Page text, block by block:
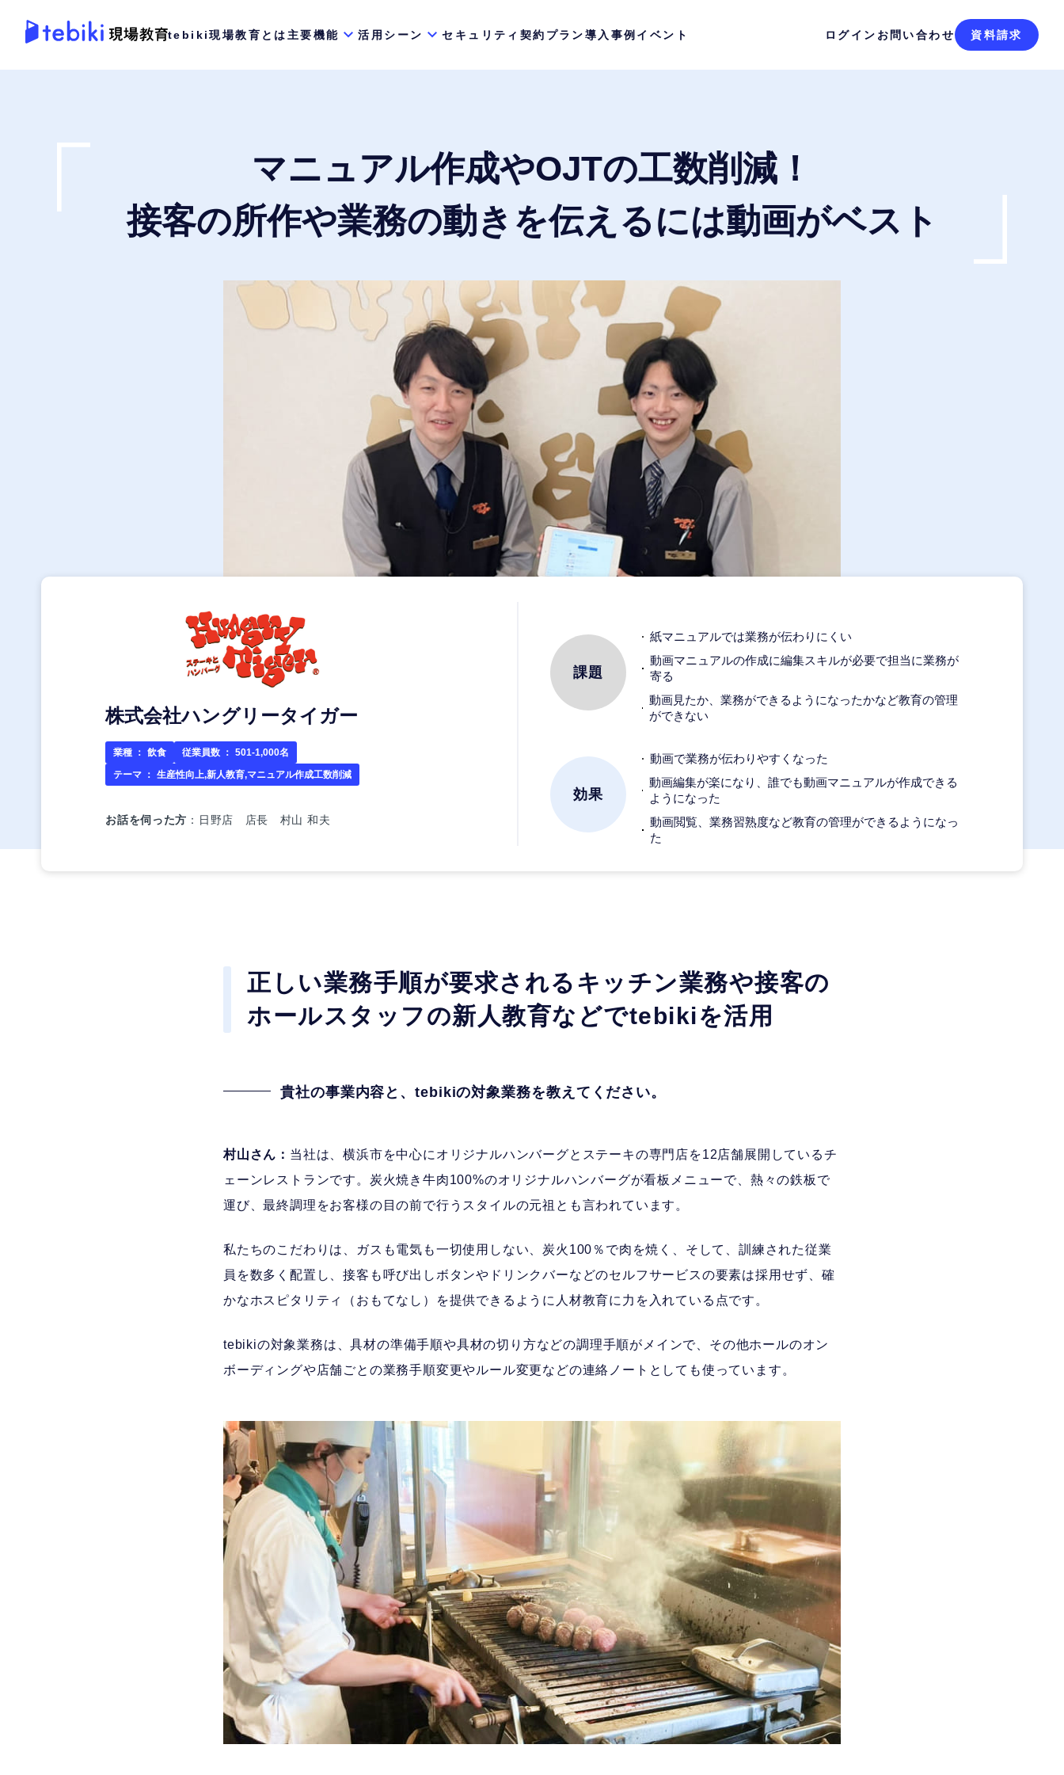
tebiki現場教育とは 主要機能 活用シーン セキュリティ 契約プラン導入事例 イベント ログイン お問い合わせ 資料請求
マニュアル作成やOJTの工数削減！
接客の所作や業務の動きを伝えるには動画がベスト
株式会社ハングリータイガー
業種 ： 飲食 従業員数 ： 501-1,000名
テーマ ： 生産性向上,新人教育,マニュアル作成工数削減
お話を伺った方 ：日野店 店長 村山 和夫
課題
紙マニュアルでは業務が伝わりにくい
動画マニュアルの作成に編集スキルが必要で担当に業務が
寄る
動画見たか、業務ができるようになったかなど教育の管理
ができない
効果
動画で業務が伝わりやすくなった
動画編集が楽になり、誰でも動画マニュアルが作成できる
ようになった
動画閲覧、業務習熟度など教育の管理ができるようになっ
た
正しい業務手順が要求されるキッチン業務や接客の
ホールスタッフの新人教育などでtebikiを活用
貴社の事業内容と、tebikiの対象業務を教えてください。
村山さん： 当社は、横浜市を中心にオリジナルハンバーグとステーキの専門店を12店舗展開しているチ
ェーンレストランです。炭火焼き牛肉100%のオリジナルハンバーグが看板メニューで、熱々の鉄板で
運び、最終調理をお客様の目の前で行うスタイルの元祖とも言われています。
私たちのこだわりは、ガスも電気も一切使用しない、炭火100％で肉を焼く、そして、訓練された従業
員を数多く配置し、接客も呼び出しボタンやドリンクバーなどのセルフサービスの要素は採用せず、確
かなホスピタリティ（おもてなし）を提供できるように人材教育に力を入れている点です。
tebikiの対象業務は、具材の準備手順や具材の切り方などの調理手順がメインで、その他ホールのオン
ボーディングや店舗ごとの業務手順変更やルール変更などの連絡ノートとしても使っています。